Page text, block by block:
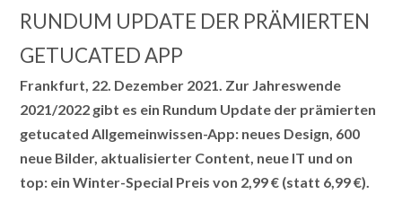
RUNDUM UPDATE DER PRÄMIERTEN
GETUCATED APP
Frankfurt, 22. Dezember 2021. Zur Jahreswende
2021/2022 gibt es ein Rundum Update der prämierten
getucated Allgemeinwissen-App: neues Design, 600
neue Bilder, aktualisierter Content, neue IT und on
top: ein Winter-Special Preis von 2,99 € (statt 6,99 €).